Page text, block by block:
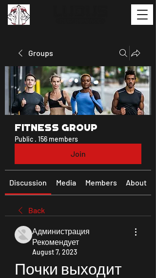
Groups
Fitness Group
Public · 156 members
Join
Discussion Media Members About
Back
Администрация
Рекомендует
August 7, 2023
Почки выходит